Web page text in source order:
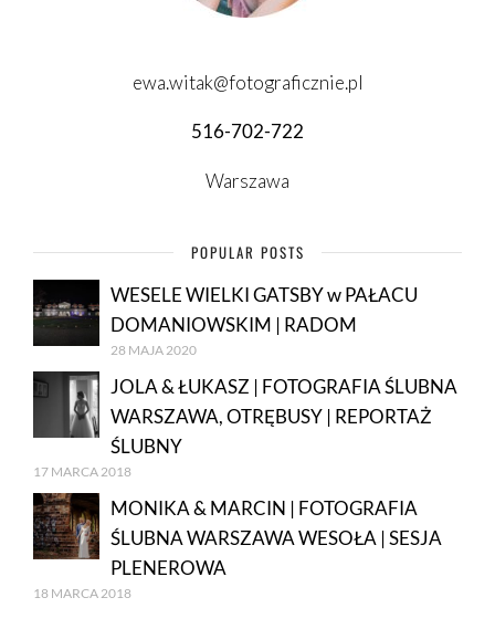
ewa.witak@fotograficznie.pl
516-702-722
Warszawa
POPULAR POSTS
WESELE WIELKI GATSBY w PAŁACU
DOMANIOWSKIM | RADOM
28 MAJA 2020
JOLA & ŁUKASZ | FOTOGRAFIA ŚLUBNA
WARSZAWA, OTRĘBUSY | REPORTAŻ
ŚLUBNY
17 MARCA 2018
MONIKA & MARCIN | FOTOGRAFIA
ŚLUBNA WARSZAWA WESOŁA | SESJA
PLENEROWA
18 MARCA 2018